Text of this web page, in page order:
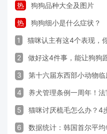
热 狗狗品种大全及图片
热 狗狗细小是什么症状？
1 猫咪认主有这4个表现，
2 做好这4件事，能让狗狗
3 第十六届东西部小动物
4 养犬管理条例一周年！
5 猫咪讨厌梳毛怎么办？4
6 数据统计：韩国首尔平